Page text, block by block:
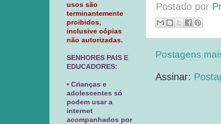
Postado por
Postagens
Assinar:
usos são
terminantemente
proibidos,
inclusive cópias
não autorizadas.
SENHORES PAIS E
EDUCADORES:
• Crianças e
adolescentes só
podem usar a
internet
acompanhados por